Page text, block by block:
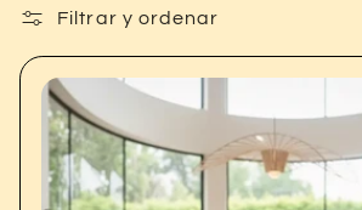
l
e
Filtrar y ordenar